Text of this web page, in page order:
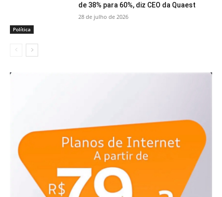
Política
de 38% para 60%, diz CEO da Quaest
28 de julho de 2026